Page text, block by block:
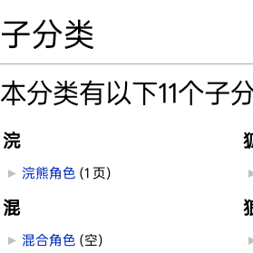
子分类
本分类有以下11个子
浣
►浣熊角色 (1 页)
混
►混合角色 (空)